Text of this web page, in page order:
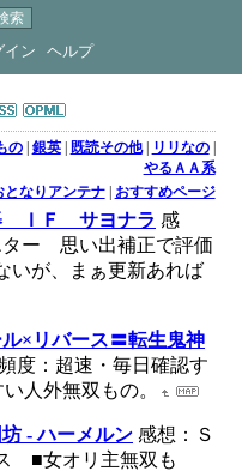
イン ヘルプ
の| 銀英| 既読その他| リリなの|
やるＡＡ系
となりアンテナ| おすすめページ
ＩＦ サヨナラ 感
ー 思い出補正で評価
いが、まぁ更新あれば
×リバース〓転生鬼神
度：超速・毎日確認す
人外無双もの。
- ハーメルン 感想：Ｓ
■女オリ主無双も